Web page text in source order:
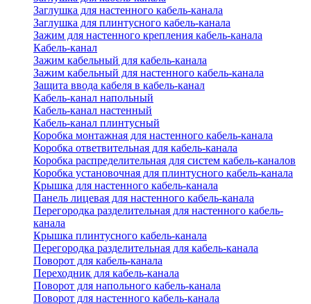
Заглушка для настенного кабель-канала
Заглушка для плинтусного кабель-канала
Зажим для настенного крепления кабель-канала
Кабель-канал
Зажим кабельный для кабель-канала
Зажим кабельный для настенного кабель-канала
Защита ввода кабеля в кабель-канал
Кабель-канал напольный
Кабель-канал настенный
Кабель-канал плинтусный
Коробка монтажная для настенного кабель-канала
Коробка ответвительная для кабель-канала
Коробка распределительная для систем кабель-каналов
Коробка установочная для плинтусного кабель-канала
Крышка для настенного кабель-канала
Панель лицевая для настенного кабель-канала
Перегородка разделительная для настенного кабель-
канала
Крышка плинтусного кабель-канала
Перегородка разделительная для кабель-канала
Поворот для кабель-канала
Переходник для кабель-канала
Поворот для напольного кабель-канала
Поворот для настенного кабель-канала